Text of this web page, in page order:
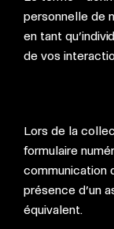
personnelle de
en tant
de vos
Lors de la
formulaire
communication
présence d’un
équivalent.